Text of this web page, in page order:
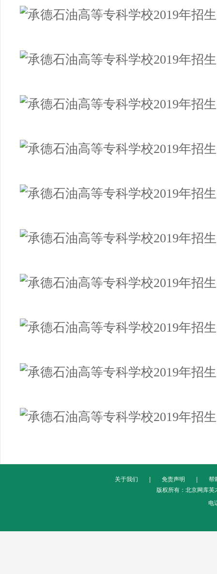
关于我们 免责声明
帮
版权所有：北京网库
电